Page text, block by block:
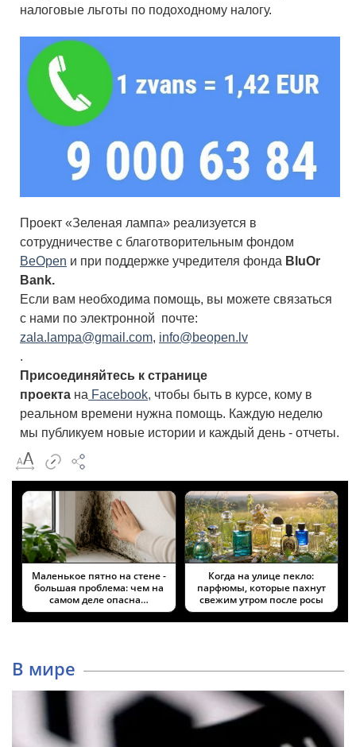
налоговые льготы по подоходному налогу.
Проект «Зеленая лампа» реализуется в
сотрудничестве с благотворительным фондом
BeOpen и при поддержке учредителя фонда BluOr
Bank.
Если вам необходима помощь, вы можете связаться
с нами по электронной почте:
zala.lampa@gmail.com, info@beopen.lv
.
Присоединяйтесь к странице
проекта на Facebook, чтобы быть в курсе, кому в
реальном времени нужна помощь. Каждую неделю
мы публикуем новые истории и каждый день - отчеты.
Маленькое пятно на стене -
большая проблема: чем на
самом деле опасна…
Когда на улице пекло:
парфюмы, которые пахнут
свежим утром после росы
В мире